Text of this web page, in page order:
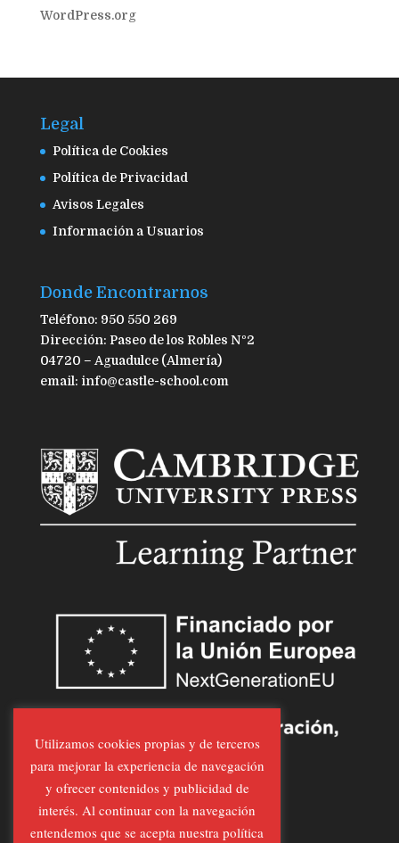
WordPress.org
Legal
Política de Cookies
Política de Privacidad
Avisos Legales
Información a Usuarios
Donde Encontrarnos
Teléfono: 950 550 269
Dirección: Paseo de los Robles Nº2
04720 – Aguadulce (Almería)
email: info@castle-school.com
Utilizamos cookies propias y de terceros
para mejorar la experiencia de navegación
y ofrecer contenidos y publicidad de
interés. Al continuar con la navegación
entendemos que se acepta nuestra política